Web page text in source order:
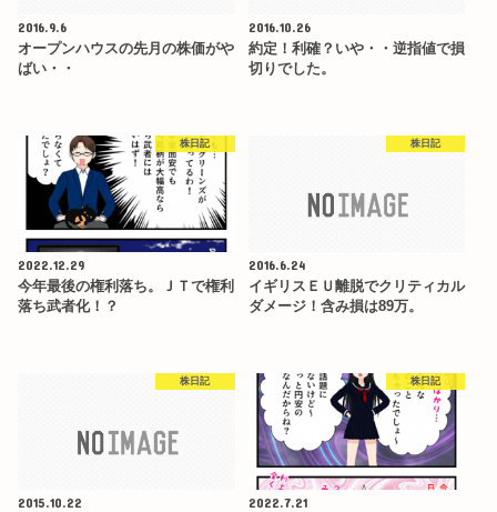
2016.9.6
オープンハウスの先月の株価がや
ばい・・
2016.10.26
約定！利確？いや・・逆指値で損
切りでした。
株日記
2022.12.29
今年最後の権利落ち。ＪＴで権利
落ち武者化！？
株日記
2016.6.24
イギリスＥＵ離脱でクリティカル
ダメージ！含み損は89万。
株日記
2015.10.22
株日記
2022.7.21